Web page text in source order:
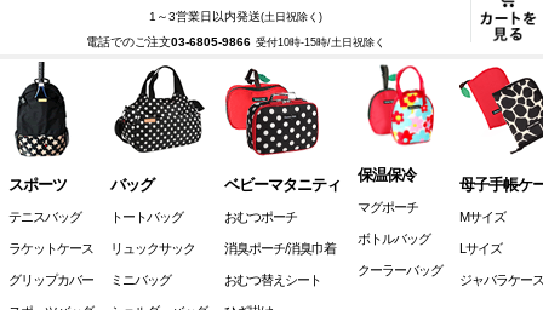
1～3営業日以内発送(土日祝除く)
電話でのご注文03-6805-9866 受付10時-15時/土日祝除く
スポーツ
テニスバッグ
ラケットケース
グリップカバー
バッグ
トートバッグ
リュックサック
ミニバッグ
ベビーマタニティ
おむつポーチ
消臭ポーチ/消臭巾着
おむつ替えシート
保温保冷
マグポーチ
ボトルバッグ
クーラーバッグ
母子手帳ケ
Mサイズ
Lサイズ
ジャバラケース